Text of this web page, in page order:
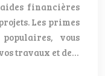
financières
Les primes
vous
travaux et de…